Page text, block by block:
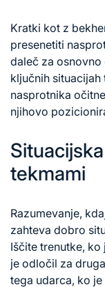
Kratki kot z
presenetiti
daleč za
ključnih
nasprotnika
njihovo
tekmami
Razumevanje,
zahteva dobro
Iščite trenutke,
je odločil za
tega udarca, ko